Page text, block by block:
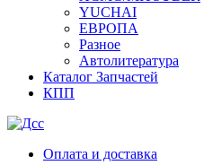
YUCHAI
ЕВРОПА
Разное
Aвтолитература
Каталог Запчастей
КПП
Оплата и доставка